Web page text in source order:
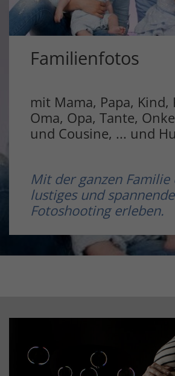
Familienfotos
mit Mama, Papa, Kind,
Oma, Opa, Tante,
und Cousine, ... und
Mit der ganzen Familie
lustiges und
Fotoshooting erleben.